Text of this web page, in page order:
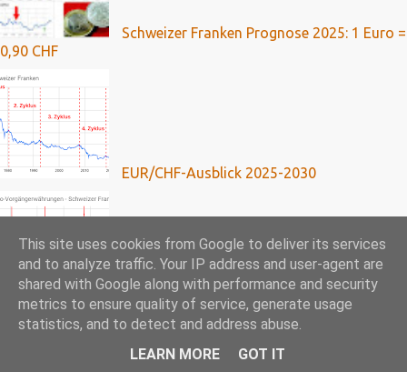
Schweizer Franken Prognose 2025: 1 Euro =
0,90 CHF
EUR/CHF-Ausblick 2025-2030
Franken-Kredite: Umfassende Analyse mit
Ausblick bis 2024
This site uses cookies from Google to deliver its services
and to analyze traffic. Your IP address and user-agent are
shared with Google along with performance and security
metrics to ensure quality of service, generate usage
statistics, and to detect and address abuse.
LEARN MORE
GOT IT